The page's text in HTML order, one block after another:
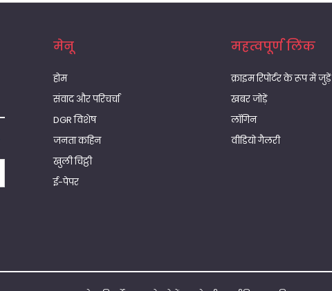
मेनू
होम
संवाद और परिचर्चा
DGR विशेष
जनता कहिन
खुली चिट्ठी
ई-पेपर
महत्वपूर्ण लिंक
क्राइम रिपोर्टर के रूप में जुड़ें
खबर जोड़ें
लॉगिन
वीडियो गैलरी